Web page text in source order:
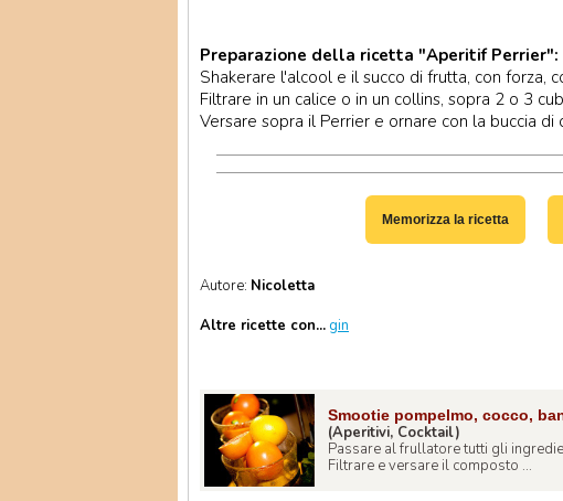
Preparazione della ricetta "Aperitif Perrier":
Shakerare l'alcool e il succo di frutta, con forza,
Filtrare in un calice o in un collins, sopra 2 o 3
Versare sopra il Perrier e ornare con la buccia di
Memorizza la ricetta
Autore: Nicoletta
Altre ricette con...gin
Smootie pompelmo, cocco,
(Aperitivi, Cocktail)
Passare al frullatore tutti gli
Filtrare e versare il composto ...